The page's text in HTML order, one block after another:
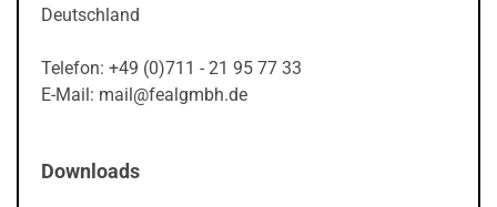
Deutschland
Telefon: +49 (0)711 - 21 95 77 33
E-Mail: mail@fealgmbh.de
Downloads